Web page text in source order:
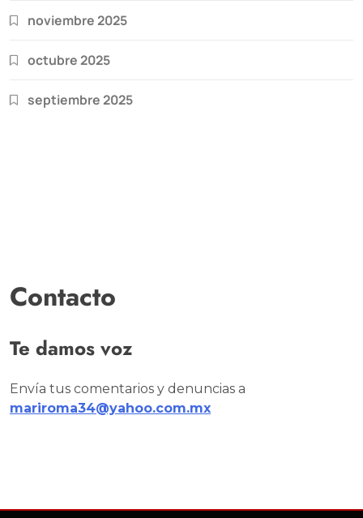
noviembre 2025
octubre 2025
septiembre 2025
Contacto
Te damos voz
Envía tus comentarios y denuncias a
mariroma34@yahoo.com.mx